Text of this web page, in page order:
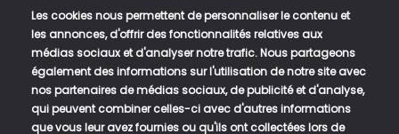
acceptez de recevoir une lettre d'information
hebdomadaire de Bento Sushi Corner. Vous pouvez vous
désinscrire à tout moment en utilisant les liens de
désinscription dans la newsletter.
Les cookies nous permettent de personnaliser le contenu et
les annonces, d'offrir des fonctionnalités relatives aux
médias sociaux et d'analyser notre trafic. Nous partageons
également des informations sur l'utilisation de notre site avec
nos partenaires de médias sociaux, de publicité et d'analyse,
qui peuvent combiner celles-ci avec d'autres informations
que vous leur avez fournies ou qu'ils ont collectées lors de